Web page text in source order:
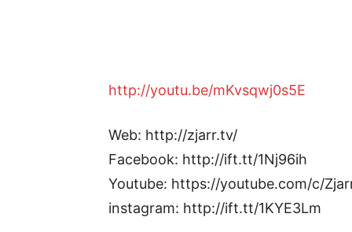
http://youtu.be/mKvsqwj0s5E
Web: http://zjarr.tv/
Facebook: http://ift.tt/1Nj96ih
Youtube: https://youtube.com/c/
instagram: http://ift.tt/1KYE3Lm